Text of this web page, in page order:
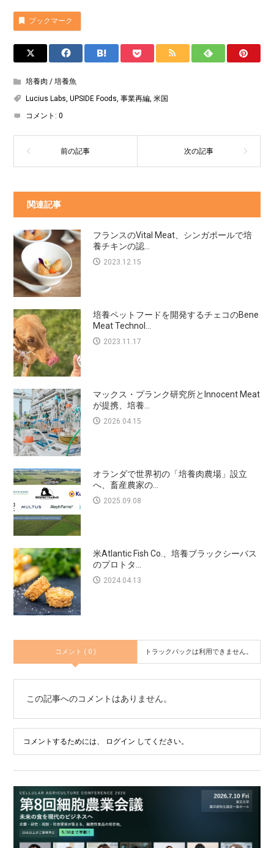
ブックマーク
培養肉 / 培養魚
Lucius Labs,UPSIDE Foods,事業再編,米国
コメント:0
関連記事
フランスのVital Meat、シンガポールで培
養チキンの認...
2023.12.15
培養ペットフードを開発するチェコのBene
Meat Technol...
2023.11.17
マックス・プランク研究所とInnocent Meat
が提携、培養...
2026.04.15
オランダで世界初の「培養肉農場」設立
へ、畜産農家の...
2025.09.08
米Atlantic Fish Co.、培養ブラックシーバス
のプロトタ...
2024.04.13
コメント ( 0 ) トラックバックは利用できません。
この記事へのコメントはありません。
コメントするためには、 ログイン してください。